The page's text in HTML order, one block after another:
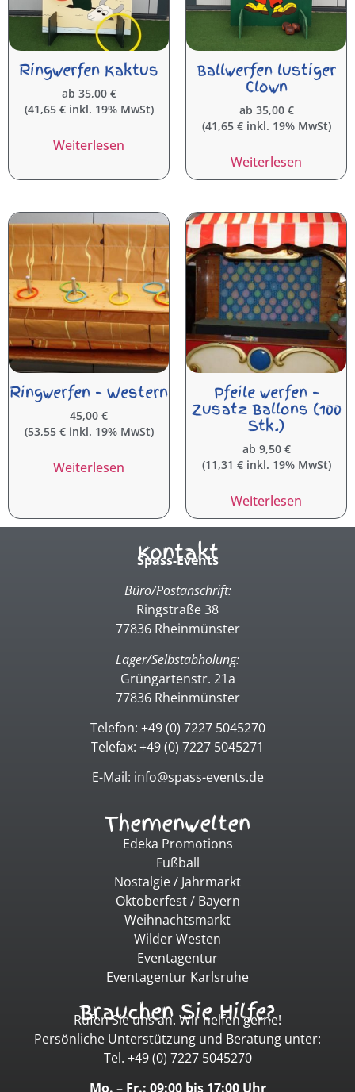
Ringwerfen Kaktus
ab 35,00 €
(41,65 €inkl. 19% MwSt)
Weiterlesen
Ballwerfen lustiger
Clown
ab 35,00 €
(41,65 €inkl. 19% MwSt)
Weiterlesen
Ringwerfen – Western
45,00 €
(53,55 €inkl. 19% MwSt)
Weiterlesen
Pfeile werfen –
Zusatz Ballons (100
Stk.)
ab 9,50 €
(11,31 €inkl. 19% MwSt)
Weiterlesen
Kontakt
Spass-Events
Büro/Postanschrift:
Ringstraße 38
77836 Rheinmünster
Lager/Selbstabholung:
Grüngartenstr. 21a
77836 Rheinmünster
Telefon: +49 (0) 7227 5045270
Telefax: +49 (0) 7227 5045271
E-Mail: info@spass-events.de
Themenwelten
Edeka Promotions
Fußball
Nostalgie / Jahrmarkt
Oktoberfest / Bayern
Weihnachtsmarkt
Wilder Westen
Eventagentur
Eventagentur Karlsruhe
Brauchen Sie Hilfe?
Rufen Sie uns an. Wir helfen gerne!
Persönliche Unterstützung und Beratung unter:
Tel. +49 (0) 7227 5045270
Mo. – Fr.: 09:00 bis 17:00 Uhr